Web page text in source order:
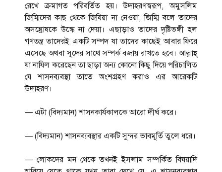
রেখে ক্রমাগত পরিবর্তিত হয়। উদাহরণস্বরূপ, অমুসলিম
জিম্মিদের কাছ থেকে জিযিয়া না নেওয়া, জিম্মি বলে তাদের
অসন্তুোষকে উস্কে না দেয়া। এছাড়াও তাদের দৃষ্টিভঙ্গী হল
গণতন্ত্র তাদেরই একটি সম্পদ যা তাদের কাছেই আবার ফিরে
এসেছে অথবা সুদের সাথে সম্পর্ক বজায় রাখতে হবে। আল্লাহ্
যা নাযিল করেছেন তা ছাড়া অন্য কোনো কিছু দিয়ে পরিচালিত
যে শাসনব্যবস্থা তাতে অংশগ্রহণ করাও এর আরেকটি
উদাহরণ।
— এটা (বিদ্যমান) শাসনকার্যকালকে আরো দীর্ঘ করে।
— (বিদ্যমান) শাসনব্যবস্থার একটি সুন্দর ভাবমূর্তি তুলে ধরে।
— লোকদের মন থেকে তখনই ইসলাম সম্পর্কিত বিষয়াদি